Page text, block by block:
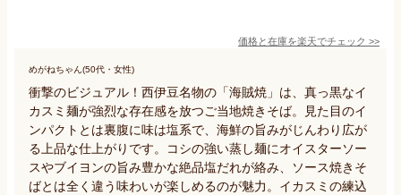
価格と在庫を楽天でチェック >>
めがねちゃん(50代・女性)
衝撃のビジュアル！西伊豆名物の「海賊焼」は、真っ黒なイ
カスミ麺が強烈な存在感を放つご当地焼きそば。見た目のイ
ンパクトとは裏腹に味は塩系で、海鮮の旨みがじんわり広が
る上品な仕上がりです。コシの強い蒸し麺にオイスターソー
スやブイヨンの旨み豊かな絶品塩だれが絡み、ソース焼きそ
ばとは全く違う味わいが楽しめるのが魅力。イカスミの練込